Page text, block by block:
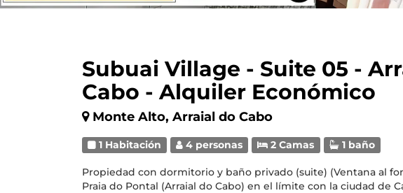
Subuai Village - Suite 05 -
Cabo - Alquiler Económico
Monte Alto, Arraial do Cabo
1 Habitación 4 personas 2 Camas 1 baño
Propiedad con dormitorio y baño privado (suite) (Ventana al
Praia do Pontal (Arraial do Cabo) en el límite con la ciudad de